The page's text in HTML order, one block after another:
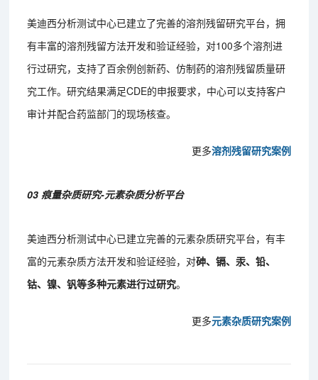
美迪西分析测试中心已建立了完善的溶剂残留研究平台，拥
有丰富的溶剂残留方法开发和验证经验，对100多个溶剂进
行过研究，支持了百余例创新药、仿制药的溶剂残留质量研
究工作。研究结果满足CDE的申报要求，中心可以支持客户
审计并配合药监部门的现场核查。
更多溶剂残留研究案例
03 痕量杂质研究-元素杂质分析平台
美迪西分析测试中心已建立完善的元素杂质研究平台，有丰
富的元素杂质方法开发和验证经验，对砷、镉、汞、铅、
钴、镍、钒等多种元素进行过研究。
更多元素杂质研究案例